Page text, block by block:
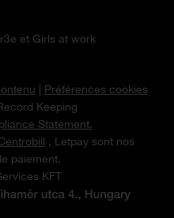
et Girls at work
Préférences cookies
Keeping
Statement.
, Letpay sont nos
paiement.
KFT